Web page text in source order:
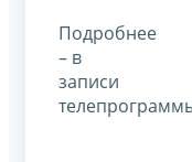
Подробнее
– в
записи